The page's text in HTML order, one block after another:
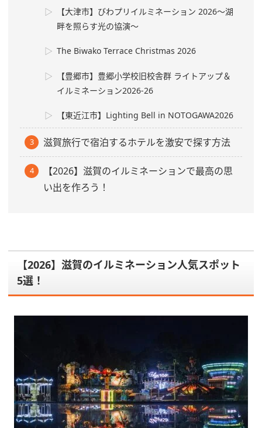
【大津市】びわプリイルミネーション 2026～湖
畔を照らす光の協演～
The Biwako Terrace Christmas 2026
【豊郷市】豊郷小学校旧校舎群 ライトアップ＆
イルミネーション2026-26
【東近江市】Lighting Bell in NOTOGAWA2026
滋賀旅行で宿泊するホテルを激安で探す方法
【2026】滋賀のイルミネーションで最高の思
い出を作ろう！
【2026】滋賀のイルミネーション人気スポット
5選！